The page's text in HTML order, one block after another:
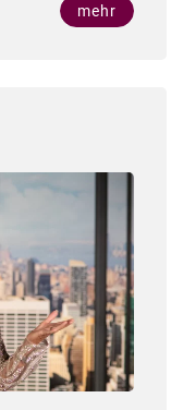
mehr